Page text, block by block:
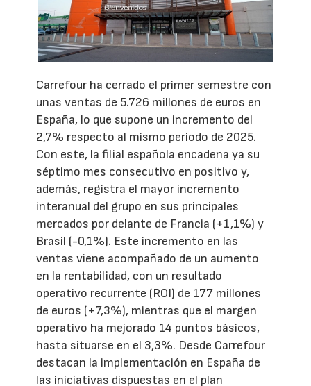
Carrefour ha cerrado el primer semestre con
unas ventas de 5.726 millones de euros en
España, lo que supone un incremento del
2,7% respecto al mismo periodo de 2025.
Con este, la filial española encadena ya su
séptimo mes consecutivo en positivo y,
además, registra el mayor incremento
interanual del grupo en sus principales
mercados por delante de Francia (+1,1%) y
Brasil (-0,1%). Este incremento en las
ventas viene acompañado de un aumento
en la rentabilidad, con un resultado
operativo recurrente (ROI) de 177 millones
de euros (+7,3%), mientras que el margen
operativo ha mejorado 14 puntos básicos,
hasta situarse en el 3,3%. Desde Carrefour
destacan la implementación en España de
las iniciativas dispuestas en el plan